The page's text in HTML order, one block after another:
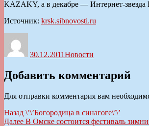
KAZAKY, а в декабре — Интернет-звезда
Источник: krsk.sibnovosti.ru
30.12.2011Новости
Добавить комментарий
Для отправки комментария вам
Навигация
Назад Предыдущая
запись:
\’\’Богородица в синагоге\’\’
Далее Следующая
В Омске состоится фестиваль